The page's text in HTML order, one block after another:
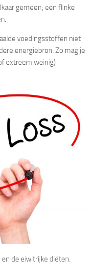
gemeen; een flinke
voedingsstoffen niet
energiebron. Zo mag je
extreem weinig)
de eiwitrijke diëten.